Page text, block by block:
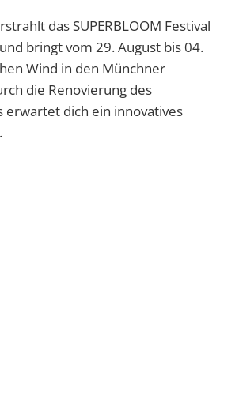
das SUPERBLOOM Festival
bringt vom 29. August bis 04.
Wind in den Münchner
die Renovierung des
erwartet dich ein innovatives